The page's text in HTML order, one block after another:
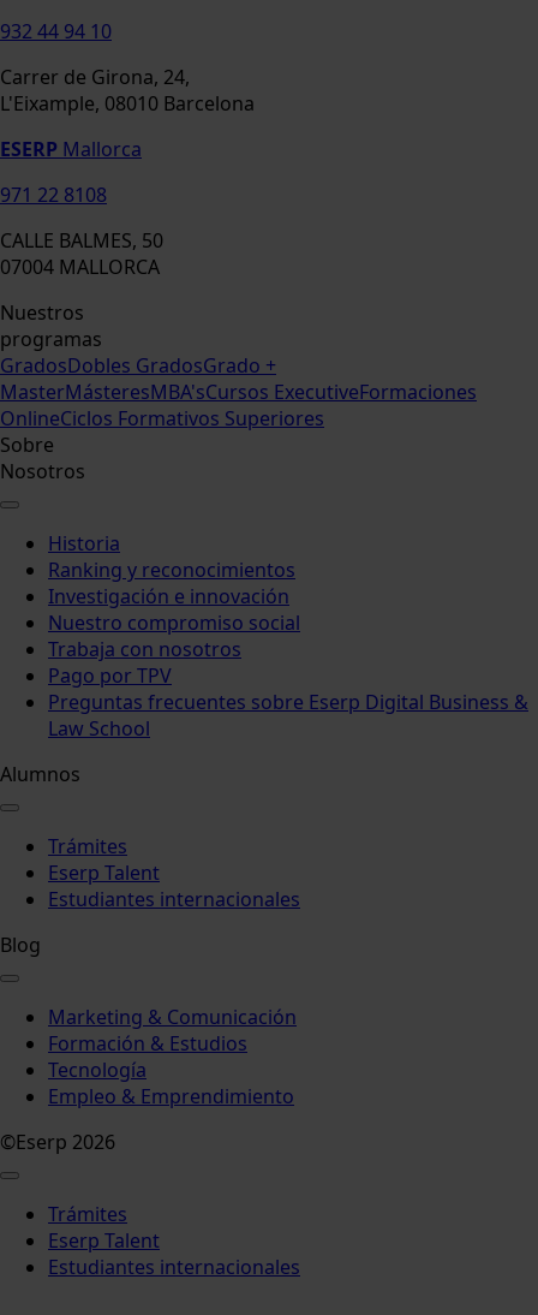
932 44 94 10
Carrer de Girona, 24,
L'Eixample, 08010 Barcelona
ESERP Mallorca
971 22 8108
CALLE BALMES, 50
07004 MALLORCA
Nuestros
programas
GradosDobles GradosGrado +
MasterMásteresMBA'sCursos ExecutiveFormaciones
OnlineCiclos Formativos Superiores
Sobre
Nosotros
Historia
Ranking y reconocimientos
Investigación e innovación
Nuestro compromiso social
Trabaja con nosotros
Pago por TPV
Preguntas frecuentes sobre Eserp Digital Business &
Law School
Alumnos
Trámites
Eserp Talent
Estudiantes internacionales
Blog
Marketing & Comunicación
Formación & Estudios
Tecnología
Empleo & Emprendimiento
©Eserp 2026
Trámites
Eserp Talent
Estudiantes internacionales